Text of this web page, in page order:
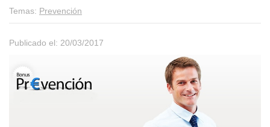
Temas: Prevención
Publicado el: 20/03/2017